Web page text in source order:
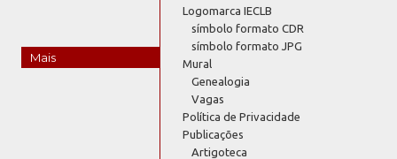
Mais
Logomarca IECLB
símbolo formato CDR
símbolo formato JPG
Mural
Genealogia
Vagas
Política de Privacidade
Publicações
Artigoteca